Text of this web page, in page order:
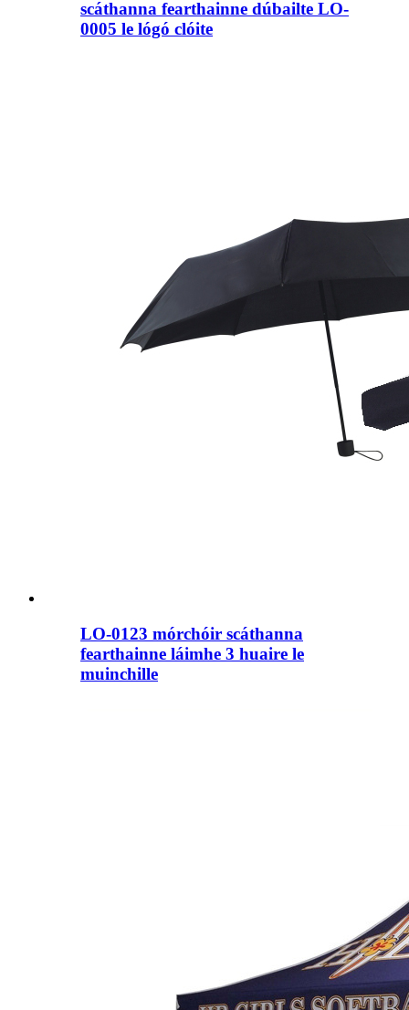
scáthanna fearthainne dúbailte LO-
0005 le lógó clóite
LO-0123 mórchóir scáthanna
fearthainne láimhe 3 huaire le
muinchille